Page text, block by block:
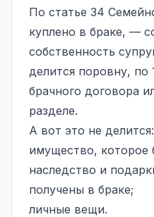
По статье 34
куплено в браке, —
собственность
делится поровну, по
брачного договора
разделе.
А вот это не делится:
имущество, которое
наследство и
получены в браке;
личные вещи.